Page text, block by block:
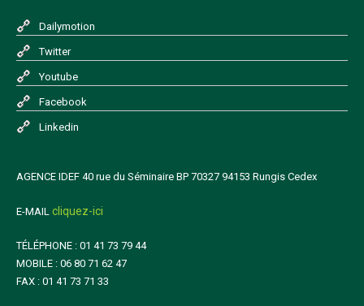
Dailymotion
Twitter
Youtube
Facebook
Linkedin
AGENCE IDEF 40 rue du Séminaire BP 70327 94153 Rungis Cedex
E-MAIL cliquez-ici
TÉLÉPHONE : 01 41 73 79 44
MOBILE : 06 80 71 62 47
FAX : 01 41 73 71 33